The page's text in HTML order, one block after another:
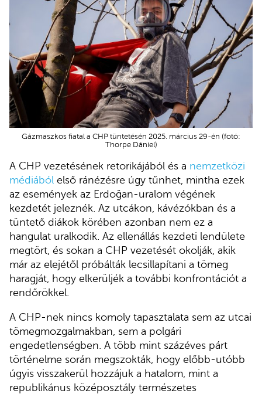
Gázmaszkos fiatal a CHP tüntetésén 2025. március 29-én (fotó:
Thorpe Dániel)
A CHP vezetésének retorikájából és a nemzetközi
médiából első ránézésre úgy tűnhet, mintha ezek
az események az Erdoğan-uralom végének
kezdetét jeleznék. Az utcákon, kávézókban és a
tüntető diákok körében azonban nem ez a
hangulat uralkodik. Az ellenállás kezdeti lendülete
megtört, és sokan a CHP vezetését okolják, akik
már az elejétől próbálták lecsillapítani a tömeg
haragját, hogy elkerüljék a további konfrontációt a
rendőrökkel.
A CHP-nek nincs komoly tapasztalata sem az utcai
tömegmozgalmakban, sem a polgári
engedetlenségben. A több mint százéves párt
történelme során megszokták, hogy előbb-utóbb
úgyis visszakerül hozzájuk a hatalom, mint a
republikánus középosztály természetes